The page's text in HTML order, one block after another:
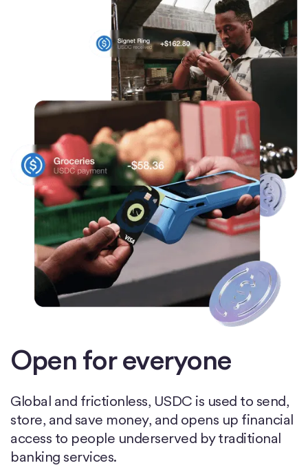
Open for everyone
Global and frictionless, USDC is used to send,
store, and save money, and opens up financial
access to people underserved by traditional
banking services.